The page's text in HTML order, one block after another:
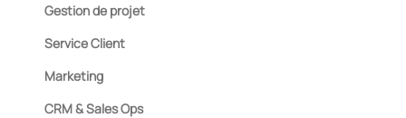
Gestion de projet
Service Client
Marketing
CRM & Sales Ops